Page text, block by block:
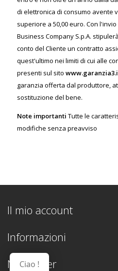
di elettronica di consumo avente
superiore a 50,00 euro. Con
Business Company S.p.A.
conto del Cliente un contratto
quest'ultimo nei limiti di cui alle
presenti sul sito
garanzia offerta dal produttore,
sostituzione del bene.
Note importanti Tutte le
modifiche senza preavviso
Il mio account
Informazioni
Newsletter
Ciao !